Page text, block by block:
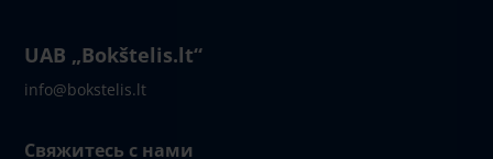
UAB „Bokštelis.lt“
info@bokstelis.lt
Свяжитесь с нами